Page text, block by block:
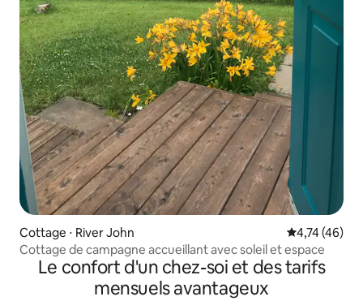
Cottage ⋅ River John Évaluation
4,74 (46)
Cottage de campagne accueillant avec soleil et espace
Le confort d'un chez-soi et des tarifs
mensuels avantageux